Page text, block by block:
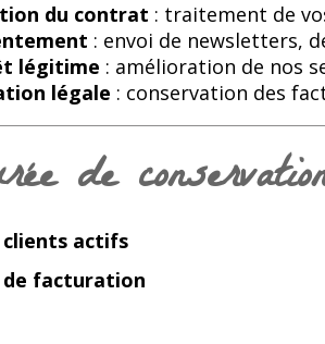
du contrat : traitement de
: envoi de newsletters,
légitime : amélioration de nos
légale : conservation des
de
clients actifs
de facturation